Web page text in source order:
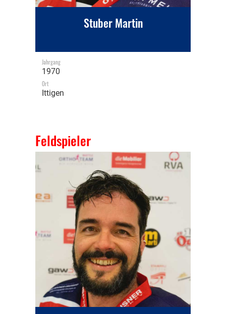
Stuber Martin
Jahrgang
1970
Ort
Ittigen
Feldspieler